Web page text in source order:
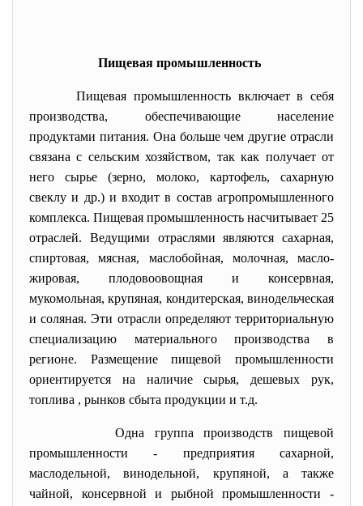
Пищевая промышленность
Пищевая промышленность включает в себя
производства, обеспечивающие население
продуктами питания. Она больше чем другие отрасли
связана с сельским хозяйством, так как получает от
него сырье (зерно, молоко, картофель, сахарную
свеклу и др.) и входит в состав агропромышленного
комплекса. Пищевая промышленность насчитывает 25
отраслей. Ведущими отраслями являются сахарная,
спиртовая, мясная, маслобойная, молочная, масло-
жировая, плодовоовощная и консервная,
мукомольная, крупяная, кондитерская, винодельческая
и соляная. Эти отрасли определяют территориальную
специализацию материального производства в
регионе. Размещение пищевой промышленности
ориентируется на наличие сырья, дешевых рук,
топлива , рынков сбыта продукции и т.д.
Одна группа производств пищевой
промышленности - предприятия сахарной,
маслодельной, винодельной, крупяной, а также
чайной, консервной и рыбной промышленности -